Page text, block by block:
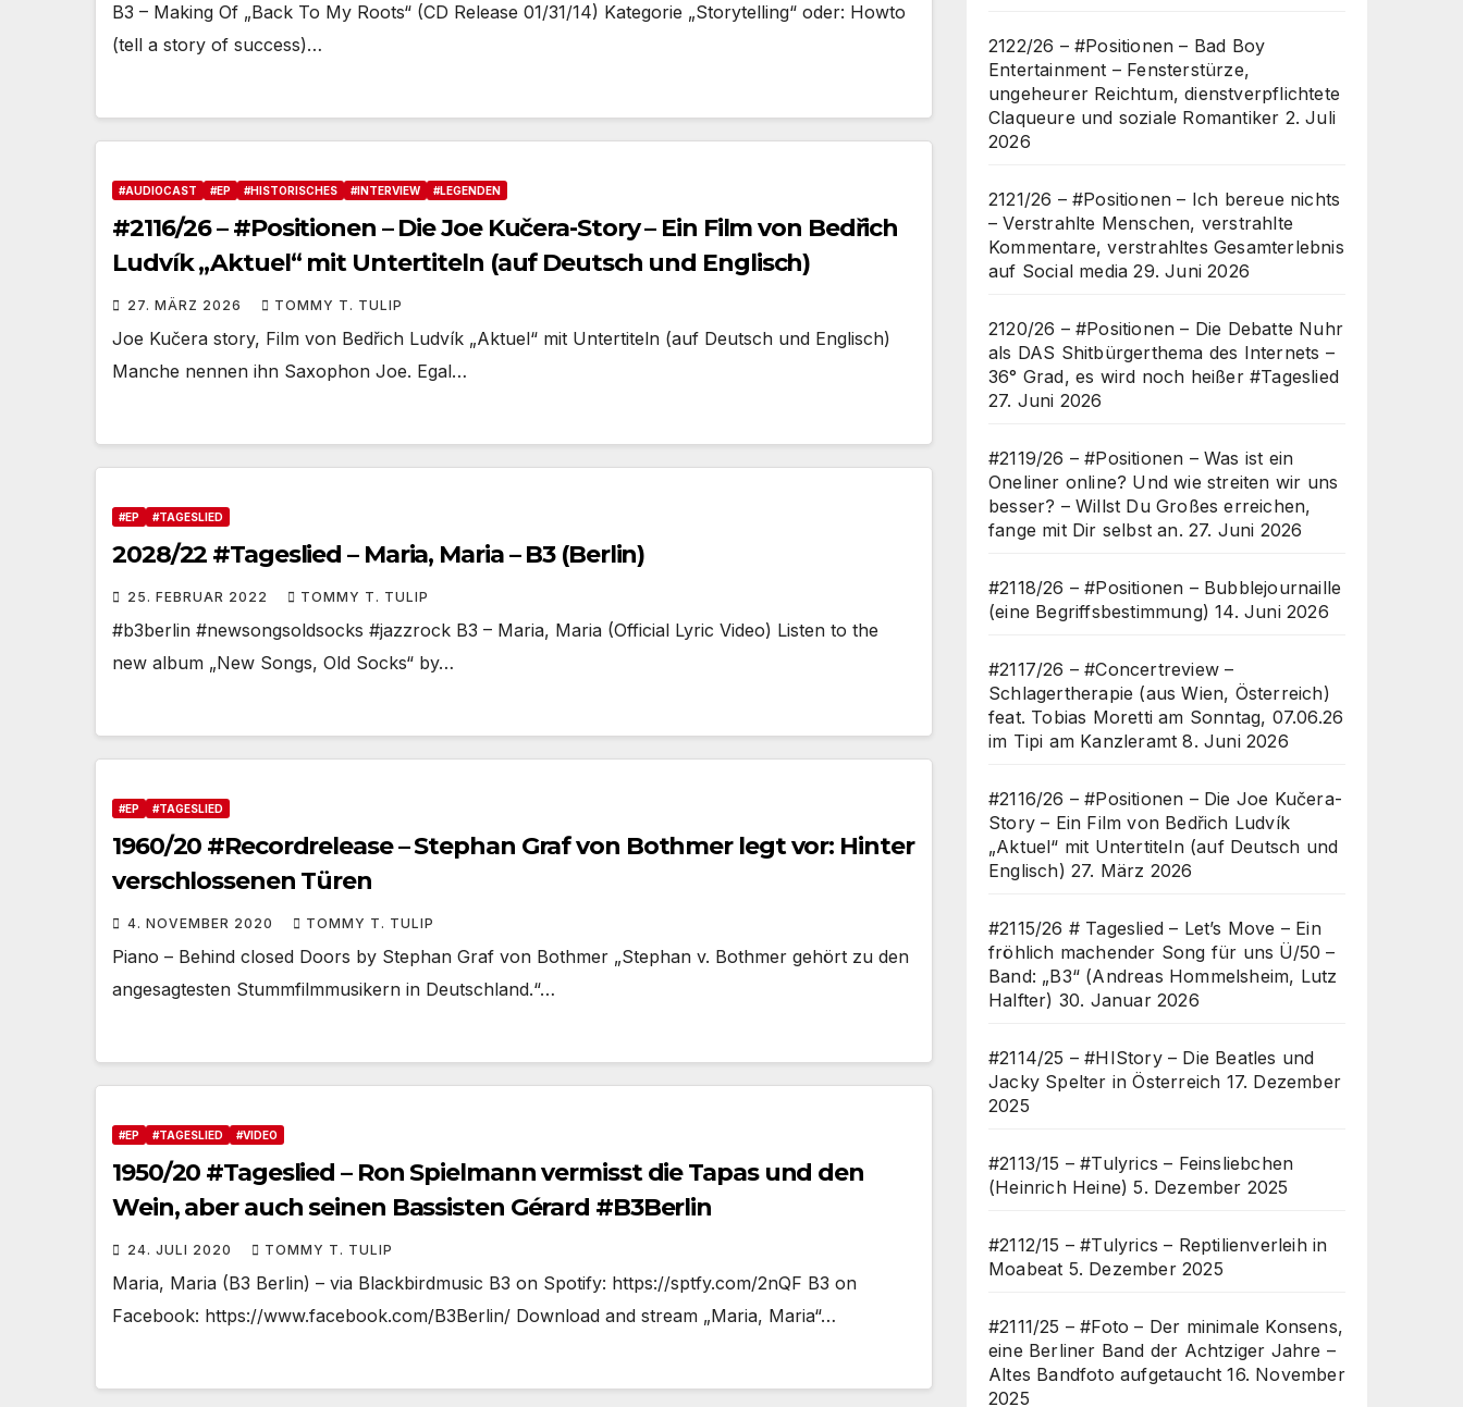
B3 – Making Of „Back To My Roots“ (CD Release 01/31/14) Kategorie „Storytelling“ oder: Howto
(tell a story of success)…
#AUDIOCAST #EP #HISTORISCHES #INTERVIEW #LEGENDEN
#2116/26 – #Positionen – Die Joe Kučera-Story – Ein Film von Bedřich
Ludvík „Aktuel“ mit Untertiteln (auf Deutsch und Englisch)
27. MÄRZ 2026 TOMMY T. TULIP
Joe Kučera story, Film von Bedřich Ludvík „Aktuel“ mit Untertiteln (auf Deutsch und Englisch)
Manche nennen ihn Saxophon Joe. Egal…
#EP #TAGESLIED
2028/22 #Tageslied – Maria, Maria – B3 (Berlin)
25. FEBRUAR 2022 TOMMY T. TULIP
#b3berlin #newsongsoldsocks #jazzrock B3 – Maria, Maria (Official Lyric Video) Listen to the
new album „New Songs, Old Socks“ by…
#EP #TAGESLIED
1960/20 #Recordrelease – Stephan Graf von Bothmer legt vor: Hinter
verschlossenen Türen
4. NOVEMBER 2020 TOMMY T. TULIP
Piano – Behind closed Doors by Stephan Graf von Bothmer „Stephan v. Bothmer gehört zu den
angesagtesten Stummfilmmusikern in Deutschland.“…
#EP #TAGESLIED #VIDEO
1950/20 #Tageslied – Ron Spielmann vermisst die Tapas und den
Wein, aber auch seinen Bassisten Gérard #B3Berlin
24. JULI 2020 TOMMY T. TULIP
Maria, Maria (B3 Berlin) – via Blackbirdmusic B3 on Spotify: https://sptfy.com/2nQF B3 on
Facebook: https://www.facebook.com/B3Berlin/ Download and stream „Maria, Maria“…
2122/26 – #Positionen – Bad Boy
Entertainment – Fensterstürze,
ungeheurer Reichtum, dienstverpflichtete
Claqueure und soziale Romantiker 2. Juli
2026
2121/26 – #Positionen – Ich bereue nichts
– Verstrahlte Menschen, verstrahlte
Kommentare, verstrahltes Gesamterlebnis
auf Social media 29. Juni 2026
2120/26 – #Positionen – Die Debatte Nuhr
als DAS Shitbürgerthema des Internets –
36° Grad, es wird noch heißer #Tageslied
27. Juni 2026
#2119/26 – #Positionen – Was ist ein
Oneliner online? Und wie streiten wir uns
besser? – Willst Du Großes erreichen,
fange mit Dir selbst an. 27. Juni 2026
#2118/26 – #Positionen – Bubblejournaille
(eine Begriffsbestimmung) 14. Juni 2026
#2117/26 – #Concertreview –
Schlagertherapie (aus Wien, Österreich)
feat. Tobias Moretti am Sonntag, 07.06.26
im Tipi am Kanzleramt 8. Juni 2026
#2116/26 – #Positionen – Die Joe Kučera-
Story – Ein Film von Bedřich Ludvík
„Aktuel“ mit Untertiteln (auf Deutsch und
Englisch) 27. März 2026
#2115/26 # Tageslied – Let’s Move – Ein
fröhlich machender Song für uns Ü/50 –
Band: „B3“ (Andreas Hommelsheim, Lutz
Halfter) 30. Januar 2026
#2114/25 – #HIStory – Die Beatles und
Jacky Spelter in Österreich 17. Dezember
2025
#2113/15 – #Tulyrics – Feinsliebchen
(Heinrich Heine) 5. Dezember 2025
#2112/15 – #Tulyrics – Reptilienverleih in
Moabeat 5. Dezember 2025
#2111/25 – #Foto – Der minimale Konsens,
eine Berliner Band der Achtziger Jahre –
Altes Bandfoto aufgetaucht 16. November
2025